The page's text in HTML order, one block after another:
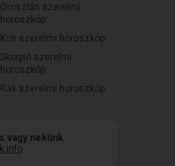
Oroszlán szerelmi
horoszkóp
Kos szerelmi horoszkóp
Skorpió szerelmi
horoszkóp
Rák szerelmi horoszkóp
vagy nekünk